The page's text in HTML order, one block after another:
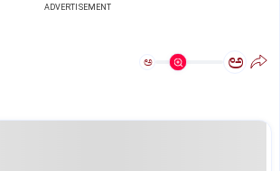
ADVERTISEMENT
ಅ ಅ